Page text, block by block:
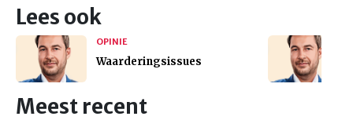
Lees ook
OPINIE
Waarderingsissues
Meest recent